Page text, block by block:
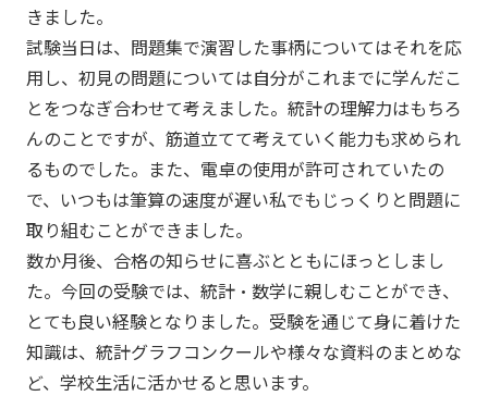
きました。
試験当日は、問題集で演習した事柄についてはそれを応
用し、初見の問題については自分がこれまでに学んだこ
とをつなぎ合わせて考えました。統計の理解力はもちろ
んのことですが、筋道立てて考えていく能力も求められ
るものでした。また、電卓の使用が許可されていたの
で、いつもは筆算の速度が遅い私でもじっくりと問題に
取り組むことができました。
数か月後、合格の知らせに喜ぶとともにほっとしまし
た。今回の受験では、統計・数学に親しむことができ、
とても良い経験となりました。受験を通じて身に着けた
知識は、統計グラフコンクールや様々な資料のまとめな
ど、学校生活に活かせると思います。